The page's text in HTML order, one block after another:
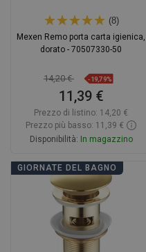
(8)
Mexen Remo porta carta igienica,
dorato - 70507330-50
14,20 € -19,79%
11,39 €
Prezzo di listino: 14,20 €
Prezzo più basso: 11,39 €
Disponibilità: In magazzino
Aggiungi al carrello
favorite_border Preferito
Confrontare
GIORNATE DEL BAGNO